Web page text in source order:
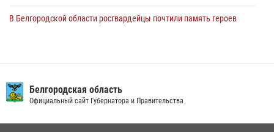
В Белгородской области росгвардейцы почтили память героев
беседу по профилактике аварийности
09 июля 2026, 10:07
Белгородская область
Официальный сайт Губернатора и Правительства